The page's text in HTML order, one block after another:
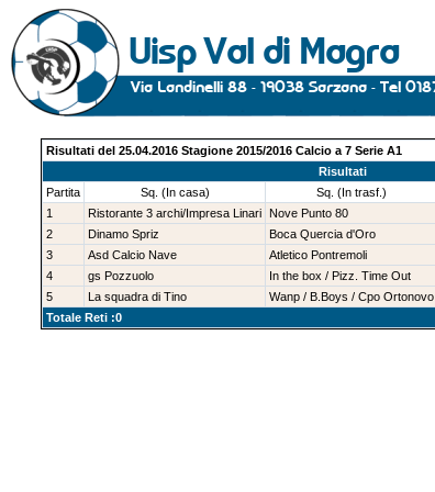
Risultati del 25.04.2016 Stagione 2015/2016 Calcio a 7 Serie A1
Risultati
Partita
Sq. (In casa) Sq. (In trasf.)
1
Ristorante 3 archi/Impresa Linari Nove Punto 80
2
Dinamo Spriz Boca Quercia d'Oro
3
Asd Calcio Nave Atletico Pontremoli
4
gs Pozzuolo In the box / Pizz. Time Out
5
La squadra di Tino Wanp / B.Boys / Cpo Ortonovo
Totale Reti :0